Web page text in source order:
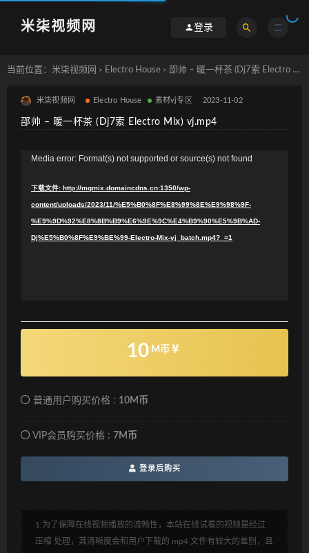
米柒视频网 登录
当前位置： 米柒视频网 > Electro House > 邵帅 – 暖一杯茶 (Dj7索 Electro Mix) vj.mp4
米柒视频网 Electro House 素材vj专区 2023-11-02
邵帅 – 暖一杯茶 (Dj7索 Electro Mix) vj.mp4
Media error: Format(s) not supported or source(s) not found
下载文件: http://mqmix.domaincdns.cn:1350/wp-
content/uploads/2023/11/%E5%B0%8F%E8%99%8E%E9%98%9F-
%E9%9D%92%E8%8B%B9%E6%9E%9C%E4%B9%90%E5%9B%AD-
Dj%E5%B0%8F%E9%BE%99-Electro-Mix-vj_batch.mp4?_=1
10 M币
普通用户购买价格 : 10M币
VIP会员购买价格 : 7M币
登录后购买
1.为了保障在线视频播放的流畅性，本站在线试看的视频是经过
压缩 处理，其清晰度会和用户下载的 mp4 文件有较大的差别，且